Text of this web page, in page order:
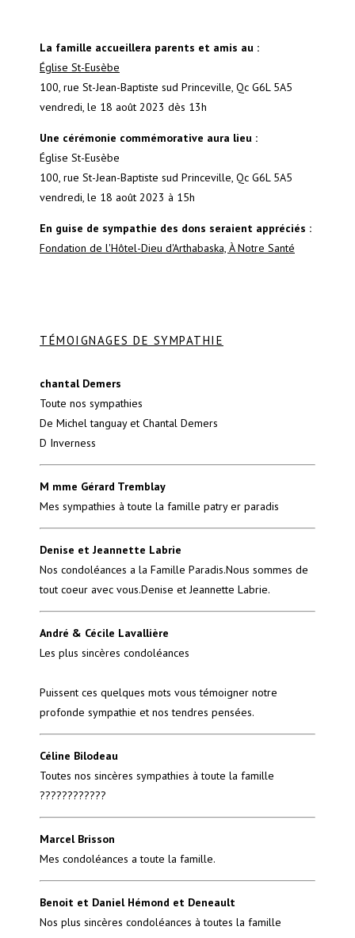
La famille accueillera parents et amis au :
Église St-Eusèbe
100, rue St-Jean-Baptiste sud Princeville, Qc G6L 5A5
vendredi, le 18 août 2023 dès 13h
Une cérémonie commémorative aura lieu :
Église St-Eusèbe
100, rue St-Jean-Baptiste sud Princeville, Qc G6L 5A5
vendredi, le 18 août 2023 à 15h
En guise de sympathie des dons seraient appréciés :
Fondation de l'Hôtel-Dieu d'Arthabaska, À Notre Santé
TÉMOIGNAGES DE SYMPATHIE
chantal Demers
Toute nos sympathies
De Michel tanguay et Chantal Demers
D Inverness
M mme Gérard Tremblay
Mes sympathies à toute la famille patry er paradis
Denise et Jeannette Labrie
Nos condoléances a la Famille Paradis.Nous sommes de
tout coeur avec vous.Denise et Jeannette Labrie.
André & Cécile Lavallière
Les plus sincères condoléances
Puissent ces quelques mots vous témoigner notre
profonde sympathie et nos tendres pensées.
Céline Bilodeau
Toutes nos sincères sympathies à toute la famille
????????????
Marcel Brisson
Mes condoléances a toute la famille.
Benoit et Daniel Hémond et Deneault
Nos plus sincères condoléances à toutes la famille